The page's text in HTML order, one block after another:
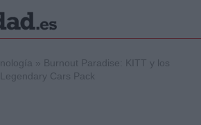
» Burnout Paradise: KITT y los
Cars Pack